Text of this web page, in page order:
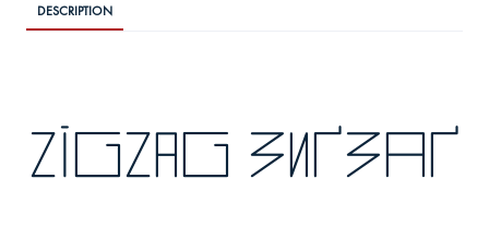
DESCRIPTION
zigzag зиґзаґ